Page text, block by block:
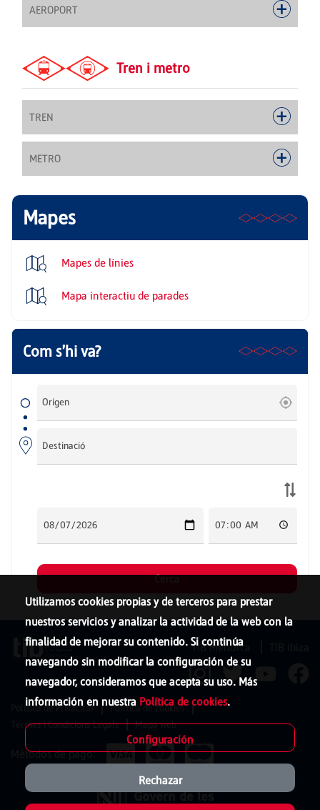
AEROPORT
Tren i metro
TREN
METRO
Mapes
Mapes de línies
Mapa interactiu de parades
Utilizamos cookies propias y de terceros para prestar
nuestros servicios y analizar la actividad de la web con la
finalidad de mejorar su contenido. Si continúa
navegando sin modificar la configuración de su
navegador, consideramos que acepta su uso. Más
información en nuestra Política de cookies.
Configuración
Rechazar
TIB Menorca
Política de Privacitat
Política de cookies
Termes i Condicions Legals
Mapa web
Métodos de pago: